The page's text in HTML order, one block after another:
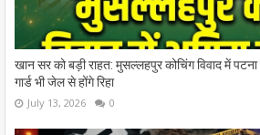
खान सर को बड़ी राहत: मुसल्लहपुर कोचिंग विवाद में
गार्ड भी जेल से होंगे रिहा
July 13, 2026 0